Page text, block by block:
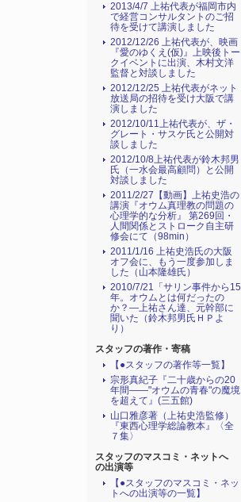
2013/4/7 上祐代表が福岡市内
で経営コンサルタントのご招
待を受けて講演しました
2012/12/26 上祐代表が、映画
『愛のゆくえ(仮)』上映後トー
クイベントに出演、木村文洋
監督と対談しました
2012/12/25 上祐代表がネット
放送局の招待を受け大阪で講
演しました
2012/10/11上祐代表が、ザ・
グレート・サスケ氏と公開対
談しました
2012/10/8上祐代表が鈴木邦男
氏（一水会最高顧問）と公開
対談しました
2011/2/27【動画】上祐史浩の
講演『オウム真理教の問題の
心理学的な分析』 第269回・
人間関係とストローク自主研
修会にて（98min）
2011/1/16 上祐史浩氏の大阪
オフ会に、もう一度参加しま
した（山本隆雄氏）
2010/7/21「サリン事件から15
年。オウムとは何だったの
か？―上祐さん達、元幹部に
聞いた（鈴木邦男氏ＨＰよ
り）
スタッフの著作・寄稿
【●スタッフの著作等一覧】
宗形真紀子『二十歳からの20
年間――"オウムの青春"の魔境
を超えて』(三五館)
山口雅彦著（上祐史浩監修）
『東西心理学総論教本』〈全
７集〉
スタッフのマスコミ・ネットへ
の出演等
【●スタッフのマスコミ・ネッ
トへの出演等の一覧】